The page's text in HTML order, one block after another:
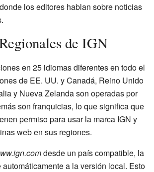
los editores hablan sobre noticias
de IGN
en 25 idiomas diferentes en todo el
de EE. UU. y Canadá, Reino Unido
y Nueva Zelanda son operadas por
son franquicias, lo que significa que
permiso para usar la marca IGN y
web en sus regiones.
desde un país compatible, la
a la versión local. Esto